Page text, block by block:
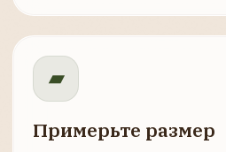
▰
Примерьте размер